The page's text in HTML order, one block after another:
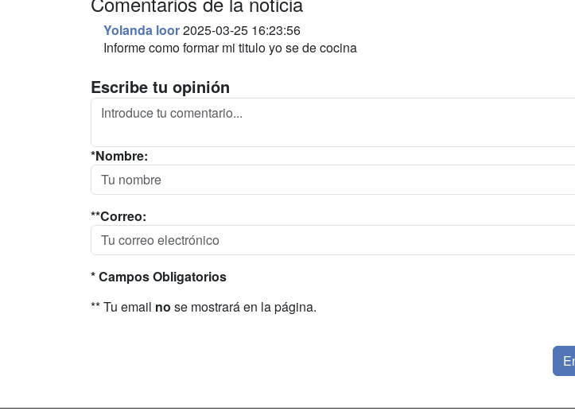
Yolanda loor2025-03-25 16:23:56
Informe como formar mi titulo yo se de cocina
Escribe tu opinión
*Nombre:
**Correo:
* Campos Obligatorios
** Tu email no se mostrará en la página.